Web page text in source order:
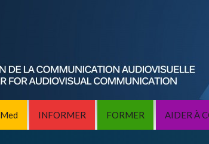
INFORMER FORMER AIDER À